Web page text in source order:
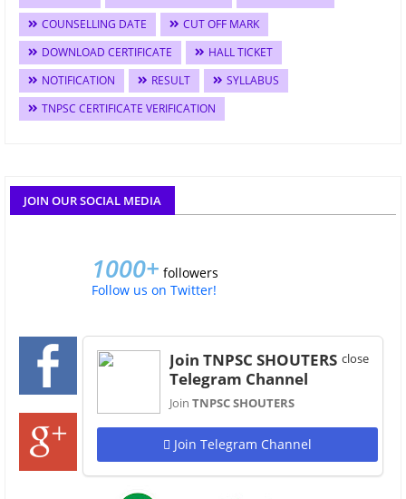
COUNSELLING DATE
CUT OFF MARK
DOWNLOAD CERTIFICATE
HALL TICKET
NOTIFICATION
RESULT
SYLLABUS
TNPSC CERTIFICATE VERIFICATION
JOIN OUR SOCIAL MEDIA
1000+ followers
Follow us on Twitter!
1,10,000+
Join us on Facebook!
2000+followers
Join us on Google+!
close
Join TNPSC SHOUTERS
Telegram Channel
Join TNPSC SHOUTERS
Join Telegram Channel